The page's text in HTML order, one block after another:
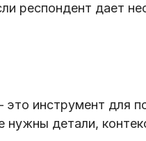
респондент дает
инструмент для
нужны детали,